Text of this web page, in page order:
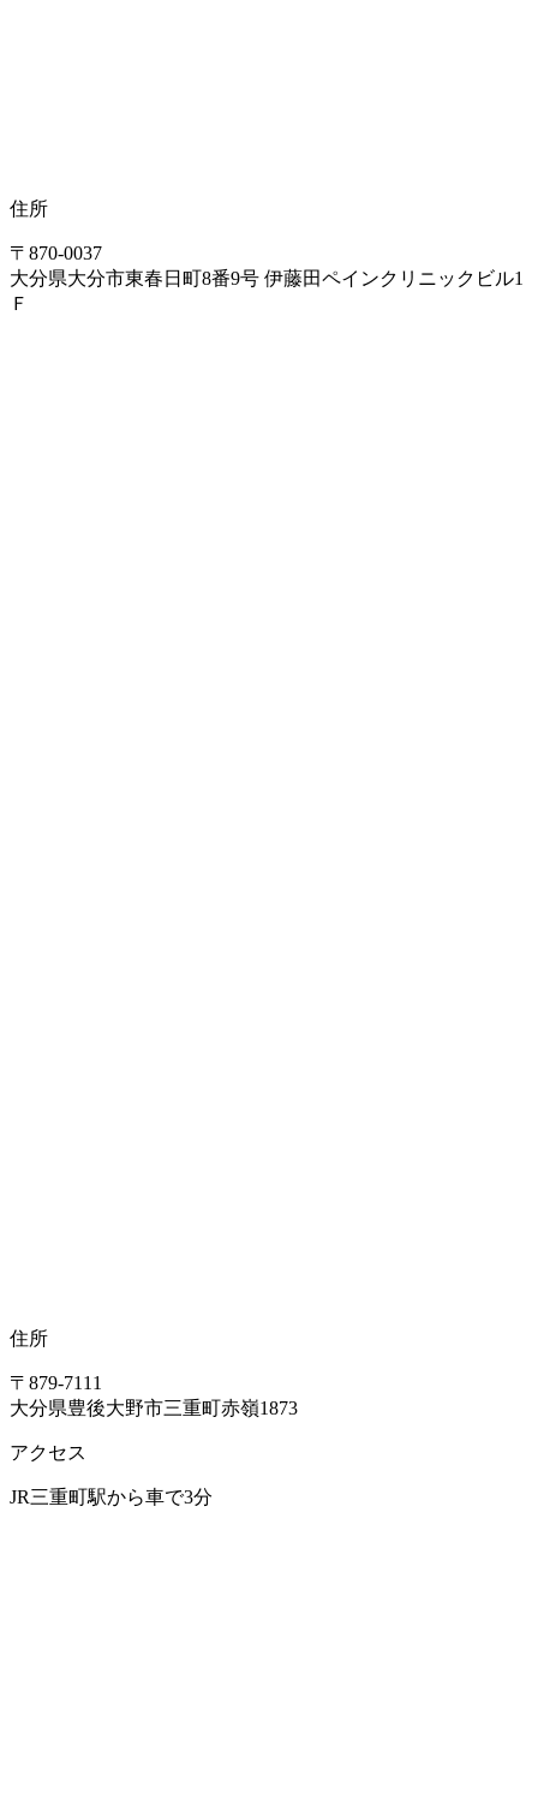
住所
〒870-0037
大分県大分市東春日町8番9号 伊藤田ペインクリニックビル1
Ｆ
住所
〒879-7111
大分県豊後大野市三重町赤嶺1873
アクセス
JR三重町駅から車で3分